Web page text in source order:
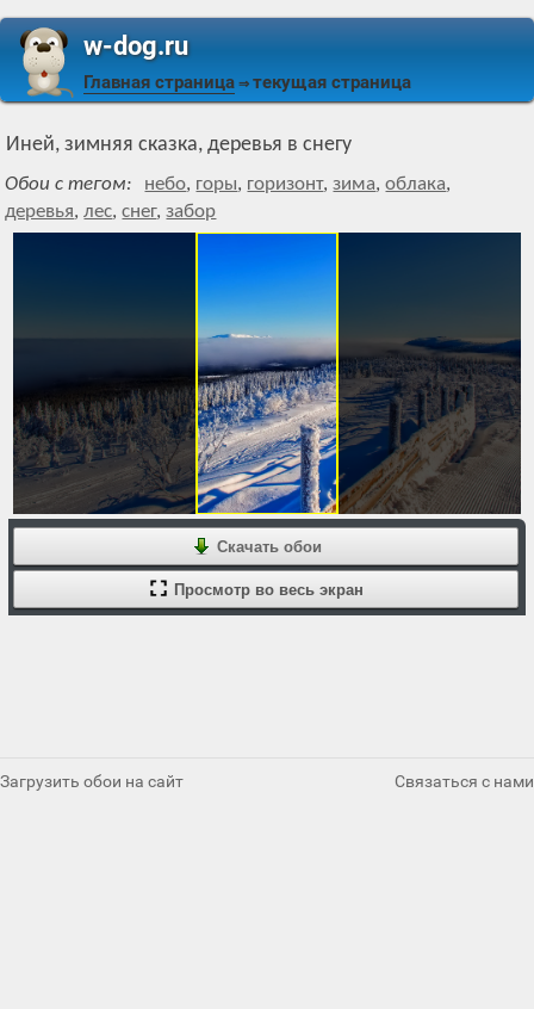
w-dog.ru
Главная страница ⇒ текущая страница
Иней, зимняя сказка, деревья в снегу
Обои с тегом: небо, горы, горизонт,зима,облака,
деревья,лес,снег,забор
Скачать обои
Просмотр во весь экран
Загрузить обои на сайт Связаться с нами